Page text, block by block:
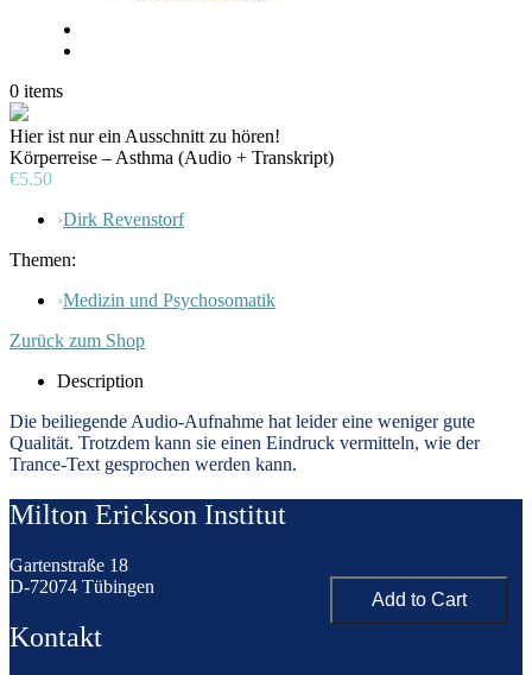
0 items
Hier ist nur ein Ausschnitt zu hören!
Körperreise – Asthma (Audio + Transkript)
€5.50
›Dirk Revenstorf
Themen:
›Medizin und Psychosomatik
Zurück zum Shop
Description
Die beiliegende Audio-Aufnahme hat leider eine weniger gute
Qualität. Trotzdem kann sie einen Eindruck vermitteln, wie der
Trance-Text gesprochen werden kann.
Milton Erickson Institut
Gartenstraße 18
D-72074 Tübingen
Kontakt